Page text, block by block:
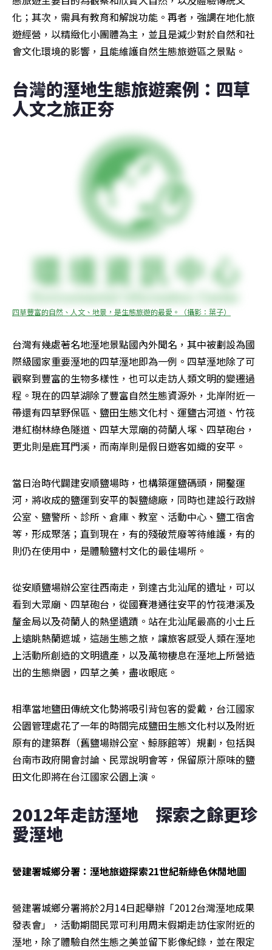
化；其次，需具有教育和解說功能。再者，強調在地化旅
遊經營，以精緻化小團體為主，並且是減少對於自然和社
會文化環境的影響，且能維護自然生態旅遊區之景點。
台灣的溼地生態旅遊案例：四草
人文之旅正夯
四草豐富的自然、人文、地景，是生態旅遊的最愛。（攝影：葉子）
台灣有幾處著名地溼地景點國內外聞名，其中被劃設為國
際級國家重要溼地的四草溼地即為一例。四草溼地除了可
觀察到豐富的生物多樣性，也可以走訪人類文明的變遷過
程。現在的四草湖除了豐富自然生態資源外，北岸附近一
帶還有四草野保區、鹽田生態文化村、運鹽古河道、竹筏
港紅樹林綠色隧道、四草大眾廟的荷蘭人塚、四草砲台，
更北則是鹿耳門溪，而南岸則是假日遊客如織的安平。
當日治時代闢建安順鹽場時，也構築運鹽碼頭，開鑿運
河，將收成的鹽運到安平的製鹽總廠，同時也建設行政辦
公室、鹽警所、診所、倉庫、教室、活動中心、鹽工宿舍
等，形成聚落；直到現在，有的殘破荒廢等待維護，有的
則仍在使用中，是體驗鹽村文化的最佳場所。
從安順鹽場辦公室往西南走，到達古北汕尾的遺址，可以
看到大眾廟、四草砲台，從國賽港通往安平的竹筏港溪及
釐金局以及荷蘭人的熱堡遺蹟。站在北汕尾最高的小土丘
上遠眺熱蘭遮城，這趟生態之旅，讓旅客感受人類在溼地
上活動所創造的文明遺產，以及萬物棲息在溼地上所營造
出的生態樂園，四草之美，盡收眼底。
相準當地鹽田傳統文化勢將吸引背包客的愛戴，台江國家
公園管理處花了一年的時間完成鹽田生態文化村以及附近
原有的建築群（舊鹽場辦公室、鯨豚館等）規劃，包括與
台南市政府開會討論、民眾說明會等，保留原汁原味的鹽
田文化即將在台江國家公園上演。
2012年走訪溼地　探索之餘更珍
愛溼地
營建署城鄉分署：溼地旅遊探索21世紀新綠色休閒地圖
營建署城鄉分署將於2月14日起舉辦「2012台灣溼地成果
發表會」，活動期間民眾可利用周末假期走訪住家附近的
溼地，除了體驗自然生態之美並留下影像紀錄，並在限定